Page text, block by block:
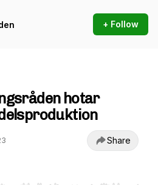
+ Follow
hotar
Share